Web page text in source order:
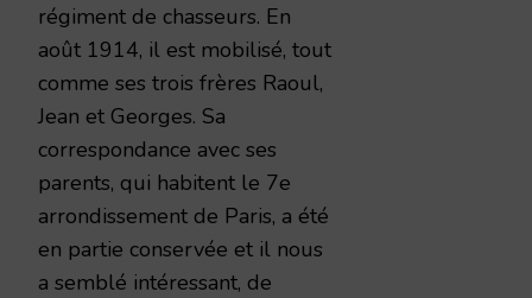
régiment de chasseurs. En
août 1914, il est mobilisé, tout
comme ses trois frères Raoul,
Jean et Georges. Sa
correspondance avec ses
parents, qui habitent le 7e
arrondissement de Paris, a été
en partie conservée et il nous
a semblé intéressant, de